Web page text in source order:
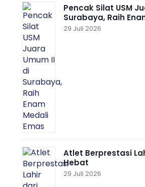
Pencak Silat USM
Surabaya, Raih
29 Juli 2026
Atlet Berprestasi
Hebat
29 Juli 2026